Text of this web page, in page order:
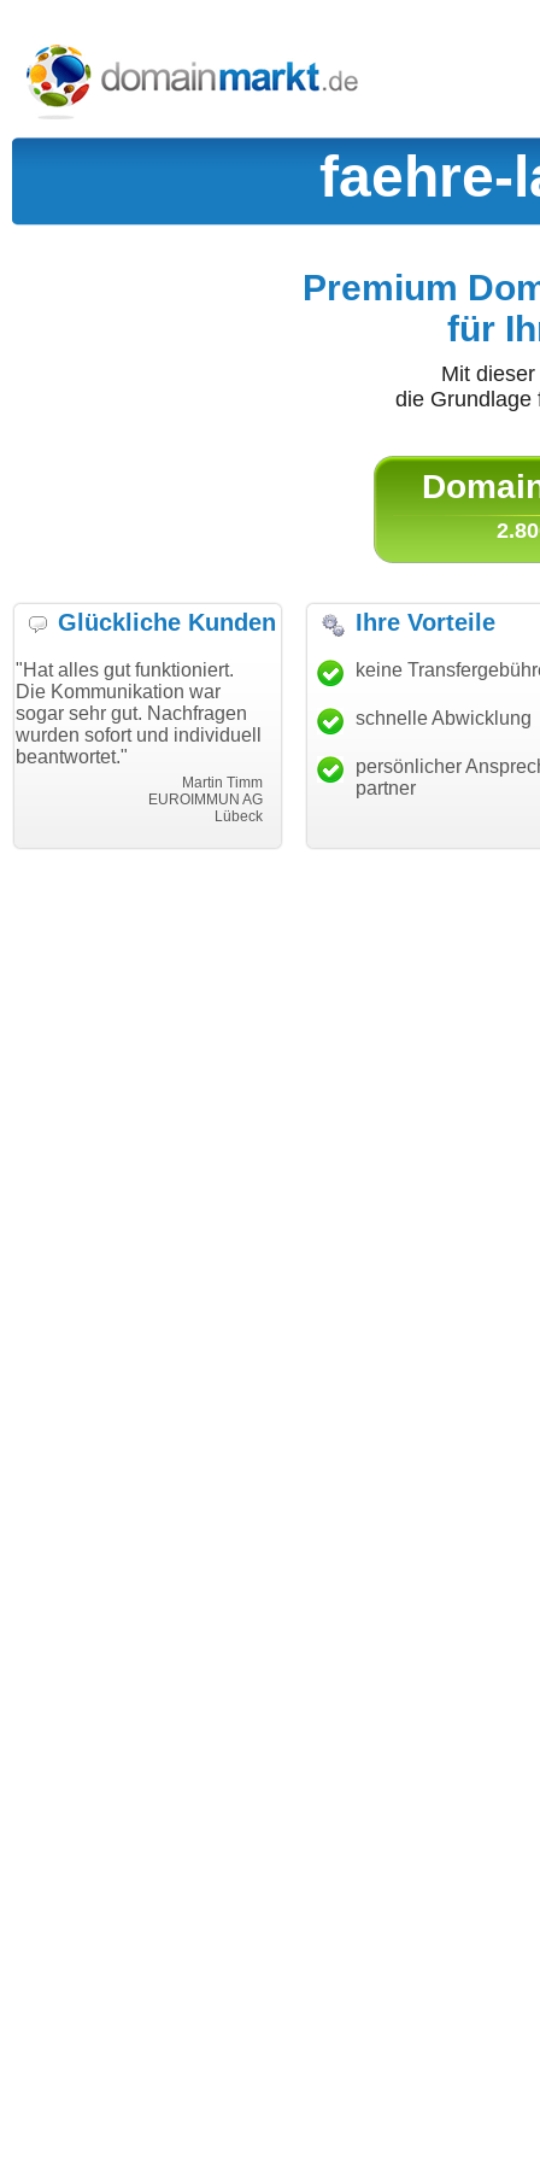
faehre-
Premium
für
Mit
die
Glückliche Kunden
funktioniert.
war
Nachfragen
und individuell
"Danke für den schnellen
Transfer und guten Service!"
Thomas Schäfer
i can eckert communication GmbH
"Ich bin
haben.
mein
Ihre Vorteile
keine
schnelle Abwicklung
persönlicher
partner